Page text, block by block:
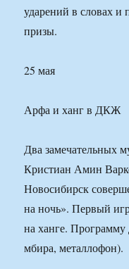
ударений в словах и
призы.
25 мая
Арфа и ханг в ДКЖ
Два замечательных
Кристиан Амин
Новосибирск
на ночь». Первый
на ханге.
мбира, металлофон).